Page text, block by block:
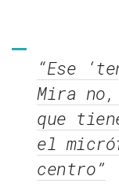
“Ese
Mira
que
el
centro”